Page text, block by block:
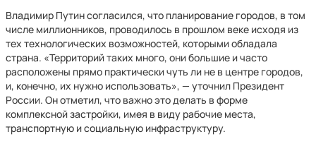
Владимир Путин согласился, что планирование городов, в том
числе миллионников, проводилось в прошлом веке исходя из
тех технологических возможностей, которыми обладала
страна. «Территорий таких много, они большие и часто
расположены прямо практически чуть ли не в центре городов,
и, конечно, их нужно использовать», — уточнил Президент
России. Он отметил, что важно это делать в форме
комплексной застройки, имея в виду рабочие места,
транспортную и социальную инфраструктуру.